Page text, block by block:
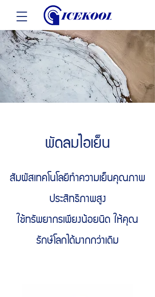
พัดลมไอเย็น
สัมผัสเทคโนโลยีทำความเย็นคุณภาพ
ประสิทธิภาพสูง
ใช้ทรัพยากรเพียงน้อยนิด ให้คุณ
รักษ์โลกได้มากกว่าเดิม